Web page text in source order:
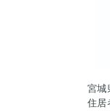
宮
住居